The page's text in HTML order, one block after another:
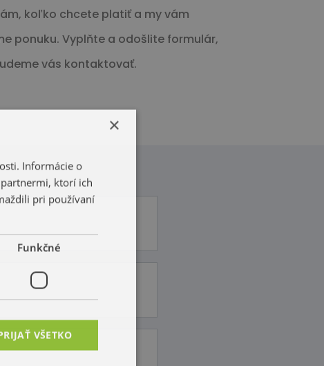
koľko chcete platiť a my vám
ponuku. Vyplňte a odošlite formulár,
vás kontaktovať.
×
Informácie o
ktorí ich
pri používaní
Funkčné
VŠETKO